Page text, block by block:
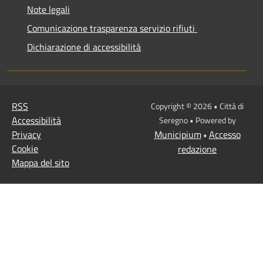
Note legali
Comunicazione trasparenza servizio rifiuti
Dichiarazione di accessibilità
RSS
Accessibilità
Privacy
Cookie
Mappa del sito
Copyright © 2026 • Città di
Seregno • Powered by
Municipium• Accesso
redazione